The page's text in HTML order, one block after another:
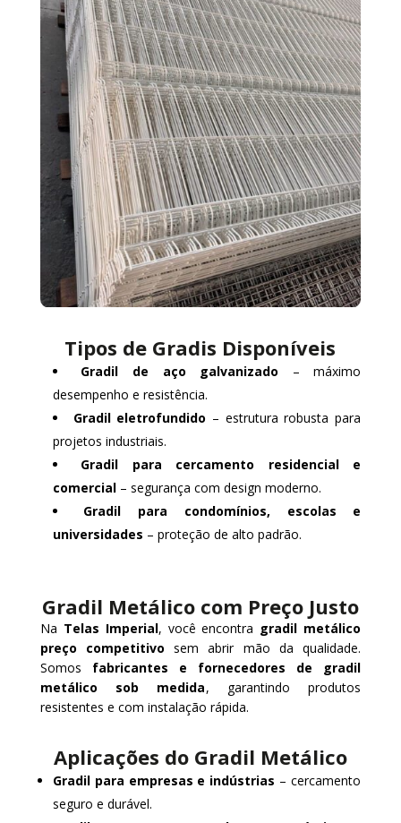
Tipos de Gradis Disponíveis
Gradil de aço galvanizado – máximo
desempenho e resistência.
Gradil eletrofundido – estrutura robusta para
projetos industriais.
Gradil para cercamento residencial e
comercial– segurança com design moderno.
Gradil para condomínios, escolas e
universidades – proteção de alto padrão.
Gradil Metálico com Preço Justo
Na Telas Imperial, você encontra gradil metálico
preço competitivo sem abrir mão da qualidade.
Somos fabricantes e fornecedores de gradil
metálico sob medida, garantindo produtos
resistentes e com instalação rápida.
Aplicações do Gradil Metálico
Gradil para empresas e indústrias – cercamento
seguro e durável.